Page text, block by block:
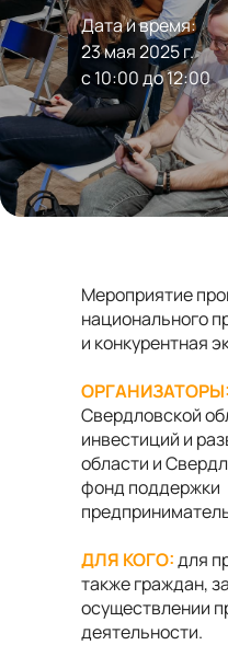
Дата и время:
23 мая 2025 г.
с 10:00 до 12:00
Мероприятие
национального
и конкурентная
ОРГАНИЗАТОРЫ:
Свердловской
инвестиций и
области и
фонд поддержки
ДЛЯ КОГО:для
также граждан,
осуществлении
деятельности.